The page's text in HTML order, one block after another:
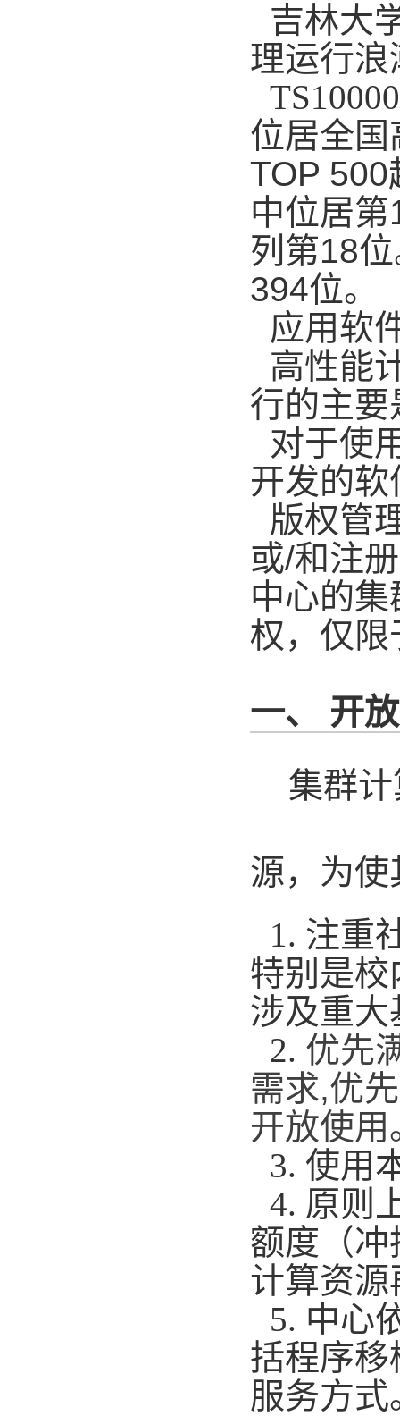
吉林大
理运行浪
TS10000
位居全
TOP 500
中位居第
列第18
394位。
应用软
高性能
行的主
对于使
开发的
版权管
或/和注
中心的
权，仅
一、 开
集群
源，为
1. 注重
特别是
涉及重
2. 优先
需求,优
开放使用
3. 使用
4. 原则
额度（
计算资
5. 中心
括程序
服务方式